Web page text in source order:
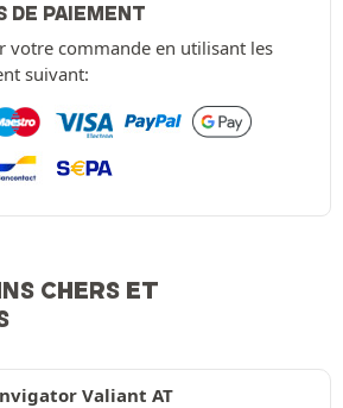
DE PAIEMENT
votre commande en utilisant les
suivant:
CHERS ET
Valiant AT